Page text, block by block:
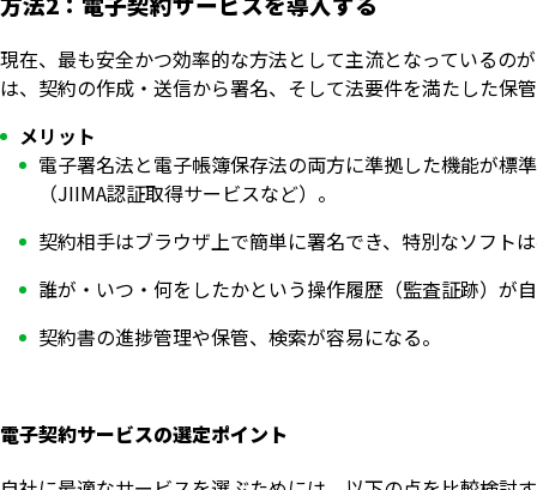
現在、最も安全かつ効率的な方法として主流となっているの
は、契約の作成・送信から署名、そして法要件を満たした保
メリット
電子署名法と電子帳簿保存法の両方に準拠した機能が標
（JIIMA認証取得サービスなど）。
契約相手はブラウザ上で簡単に署名でき、特別なソフト
誰が・いつ・何をしたかという操作履歴（監査証跡）が
契約書の進捗管理や保管、検索が容易になる。
電子契約サービスの選定ポイント